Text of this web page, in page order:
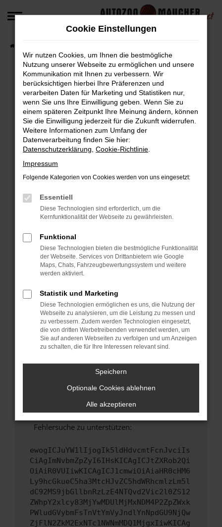
Zum
Fehler: Network Error
Beim Laden ist ein Fehler aufgetreten.
Hier sind ein paar Tipps, die dir helfen können:
Überprüfe deine Firewall und deine
Internetverbindung.
Laden andere Webseiten, zum Beispiel deine
Manche Erweiterungen, wie Werbeblocker,
können das Laden bestimmter Seiten
verhindern. Funktioniert die Seite in einem
Fenster?
Starte dein Gerät neu.
Das kann manchmal helfen, vorübergehende
Probleme zu beheben.
Stelle sicher, dass dein Browser und dein
Betriebssystem auf dem neuesten Stand
sind.
Veraltete Software birgt nicht nur ein
Sicherheitsrisiko, sondern kann auch dazu
führen, dass bestimmte Funktionen nicht mehr
Wende dich an den Webseitenbetreiber.
Wenn du alle oben genannten Schritte versucht
hast, kontaktiere uns bitte. Wir werden
versuchen, das Problem zu beheben. Du kannst
uns diesen Text schicken, um uns bei der
Fehlersuche zu unterstützen:
ewogICJuYW1lIjogIk5ldHdvcmtFcnJvciIs
CiAgImNvbmZpZyI6IHsKICAgICJtZXRob2Qi
OiAiR0VUIiwKICAgICJ1cmwiOiAiaHR0cHM6
Ly9hcGkueC5ha3MtcHJvZC5hdWRhcmlzLm5l
dC92MS9jbGllbnRzLzE4NTQvd2Vic2l0ZS12
ZWhpY2xlcy83MjYwMDUlMjMxNDM4P2ZpZWxk
PWludGVybmFsTnVtYmVyJndlYnNpdGU9NjQw
ZjFlN2ZkM2ExNTc1NWNmMDQ1MjgxIiwKICAg
Cookie Einstellungen
Wir nutzen Cookies, um Ihnen die bestmögliche
Nutzung unserer Webseite zu ermöglichen und unsere
Kommunikation mit Ihnen zu verbessern. Wir
berücksichtigen hierbei Ihre Präferenzen und
verarbeiten Daten für Marketing und Statistiken nur,
wenn Sie uns Ihre Einwilligung geben. Wenn Sie zu
einem späteren Zeitpunkt Ihre Meinung ändern, können
Sie die Einwilligung jederzeit für die Zukunft widerrufen.
Weitere Informationen zum Umfang der
Datenverarbeitung finden Sie hier:
Datenschutzerklärung Cookie-Richtlinie
Impressum
Folgende Kategorien von Cookies werden von uns eingesetzt:
Essentiell
Diese Technologien sind erforderlich, um die
Kernfunktionalität der Webseite zu gewährleisten.
Funktional
Diese Technologien bieten die bestmögliche Funktionalität
der Webseite. Services von Drittanbietern wie Google
Maps, Chats, Fahrzeugbewertungssystem und weitere
werden aktiviert.
Statistik und Marketing
Diese Technologien ermöglichen es uns, die Nutzung der
Webseite zu analysieren, um die Leistung zu messen und
zu verbessern. Zudem werden Technologien eingesetzt,
die von dritten Werbetreibenden verwendet werden, um
Sie auf anderen Webseiten zu verfolgen und um Anzeigen
zu schalten, die für Ihre Interessen relevant sind.
Speichern
Optionale Cookies ablehnen
Alle akzeptieren